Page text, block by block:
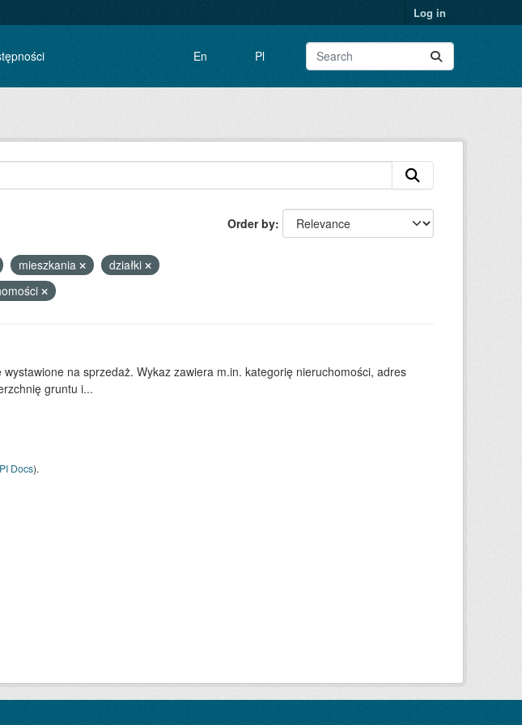
Log in
En Pl
Order by
mieszkania
działki
na sprzedaż. Wykaz zawiera m.in. kategorię nieruchomości, adres
gruntu i...
Docs).